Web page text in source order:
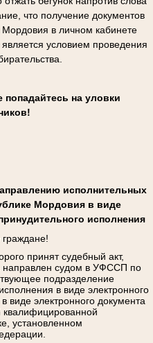
что получение документов
Мордовия в личном кабинете
условием проведения
на уловки
исполнительных
Мордовия в виде
исполнения
принят судебный акт,
направлен судом в УФССП по
подразделение
в виде электронного
виде электронного документа
квалифицированной
установленном